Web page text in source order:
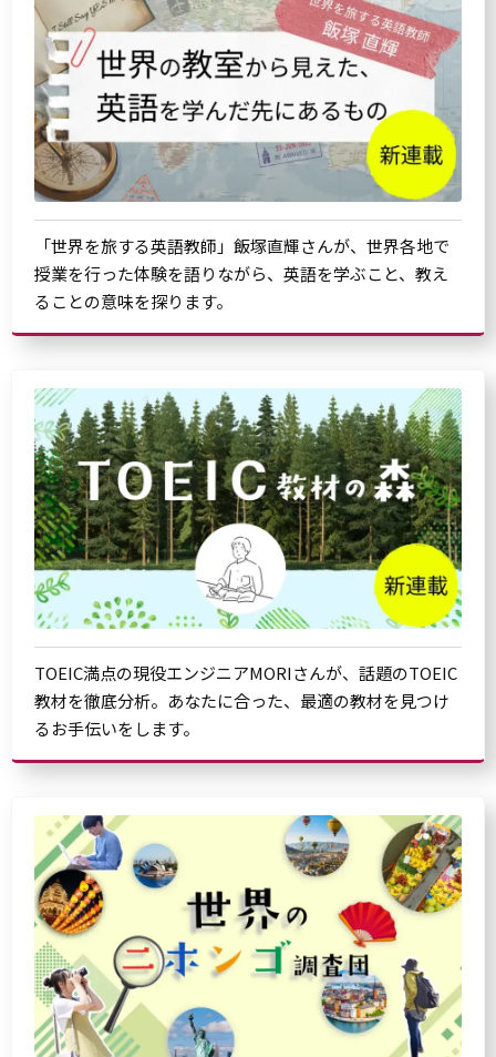
「世界を旅する英語教師」飯塚直輝さんが、世界各地で
授業を行った体験を語りながら、英語を学ぶこと、教え
ることの意味を探ります。
TOEIC満点の現役エンジニアMORIさんが、話題のTOEIC
教材を徹底分析。あなたに合った、最適の教材を見つけ
るお手伝いをします。